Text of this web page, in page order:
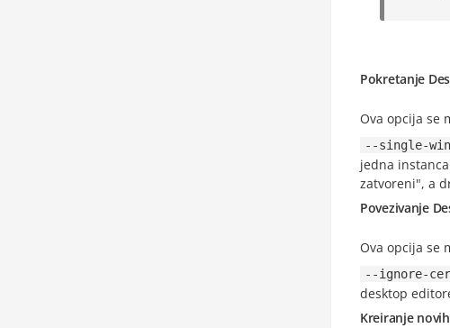
Pokretanje
Ova opcija se
--single-
jedna
zatvoreni", a
Povezivanje
Ova opcija se
--ignore-
desktop
Kreiranje